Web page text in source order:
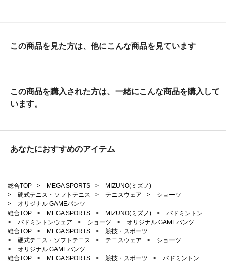
この商品を見た方は、他にこんな商品を見ています
この商品を購入された方は、一緒にこんな商品を購入して
います。
あなたにおすすめのアイテム
総合TOP > MEGA SPORTS >
MIZUNO(ミズノ)
>
硬式テニス・ソフトテニス > テニスウェア >
ショーツ
>
オリジナル GAMEパンツ
総合TOP
> MEGA SPORTS > MIZUNO(ミズノ) >
バドミントン
>
バドミントンウェア > ショーツ >
オリジナル GAMEパンツ
総合TOP
> MEGA SPORTS >
競技・スポーツ
>
硬式テニス・ソフトテニス > テニスウェア >
ショーツ
>
オリジナル GAMEパンツ
総合TOP
> MEGA SPORTS > 競技・スポーツ >
バドミントン